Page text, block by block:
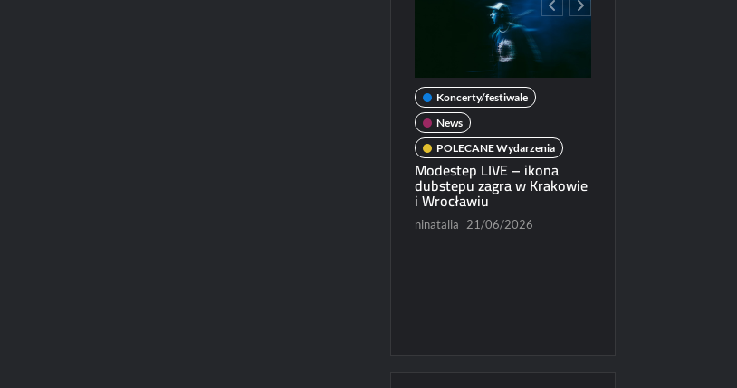
Koncerty/festiwale
News
POLECANE Wydarzenia
Modestep LIVE – ikona
dubstepu zagra w Krakowie
i Wrocławiu
ninatalia 21/06/2026